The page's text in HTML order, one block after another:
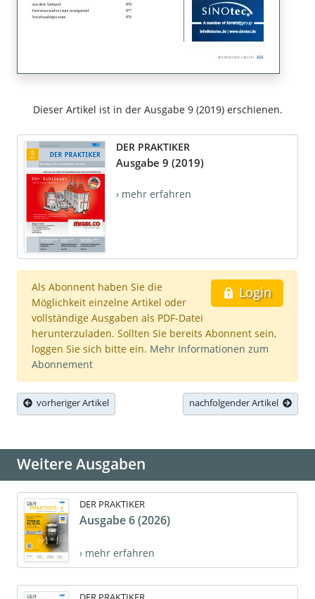
Dieser Artikel ist in der Ausgabe 9 (2019) erschienen.
DER PRAKTIKER
Ausgabe 9 (2019)
› mehr erfahren
Login
Als Abonnent haben Sie die
Möglichkeit einzelne Artikel oder
vollständige Ausgaben als PDF-Datei
herunterzuladen. Sollten Sie bereits Abonnent sein,
loggen Sie sich bitte ein. Mehr Informationen zum
Abonnement
vorheriger Artikel nachfolgender Artikel
Weitere Ausgaben
DER PRAKTIKER
Ausgabe 6 (2026)
› mehr erfahren